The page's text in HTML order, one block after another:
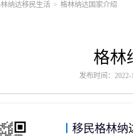
西班牙
黑山
塞浦
亚 瑙鲁 瓦努阿图 斐
投资移民
美国EB-5投资移民
塞浦路斯购房移民
纳达移民生活 > 格林纳达国家介绍
格林
发布时间：2022-
移民格林纳